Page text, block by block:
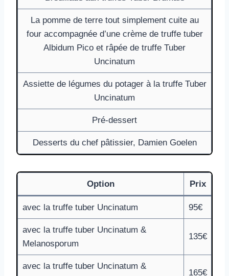
La pomme de terre tout simplement cuite au
four accompagnée d’une crème de truffe tuber
Albidum Pico et râpée de truffe Tuber
Uncinatum
Assiette de légumes du potager à la truffe Tuber
Uncinatum
Pré-dessert
Desserts du chef pâtissier, Damien Goelen
Option Prix
avec la truffe tuber Uncinatum 95€
avec la truffe tuber Uncinatum &
Melanosporum
135€
avec la truffe tuber Uncinatum &
165€